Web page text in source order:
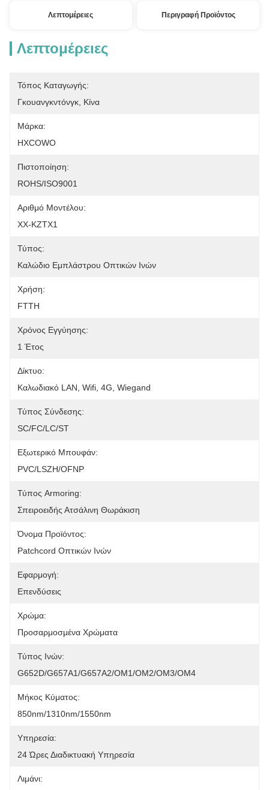
Λεπτομέρειες Περιγραφή Προϊόντος
Λεπτομέρειες
Τόπος Καταγωγής:
Γκουανγκντόνγκ, Κίνα
Μάρκα:
HXCOWO
Πιστοποίηση:
ROHS/ISO9001
Αριθμό Μοντέλου:
ΧΧ-KZTX1
Τύπος:
Καλώδιο Εμπλάστρου Οπτικών Ινών
Χρήση:
FTTH
Χρόνος Εγγύησης:
1 Έτος
Δίκτυο:
Καλωδιακό LAN, Wifi, 4G, Wiegand
Τύπος Σύνδεσης:
SC/FC/LC/ST
Εξωτερικό Μπουφάν:
PVC/LSZH/OFNP
Τύπος Armoring:
Σπειροειδής Ατσάλινη Θωράκιση
Όνομα Προϊόντος:
Patchcord Οπτικών Ινών
Εφαρμογή:
Επενδύσεις
Χρώμα:
Προσαρμοσμένα Χρώματα
Τύπος Ινών:
G652D/G657A1/G657A2/OM1/OM2/OM3/OM4
Μήκος Κύματος:
850nm/1310nm/1550nm
Υπηρεσία:
24 Ώρες Διαδικτυακή Υπηρεσία
Λιμάνι: